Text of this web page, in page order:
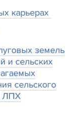
карьерах
земель
и сельских
сельского
ЛПХ